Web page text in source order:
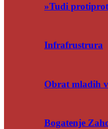
»Tudi
Infrafrustrura
Obrat mladih
Bogatenje